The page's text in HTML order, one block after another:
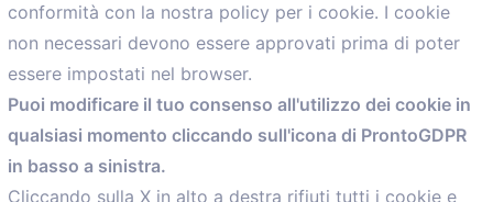
Menù
Home
Servizi
Convenzioni
Voce delle Nostre aziende
conformità con la nostra policy per i cookie. I cookie
non necessari devono essere approvati prima di poter
essere impostati nel browser.
Puoi modificare il tuo consenso all'utilizzo dei cookie in
qualsiasi momento cliccando sull'icona di ProntoGDPR
in basso a sinistra.
Cliccando sulla X in alto a destra rifiuti tutti i cookie e